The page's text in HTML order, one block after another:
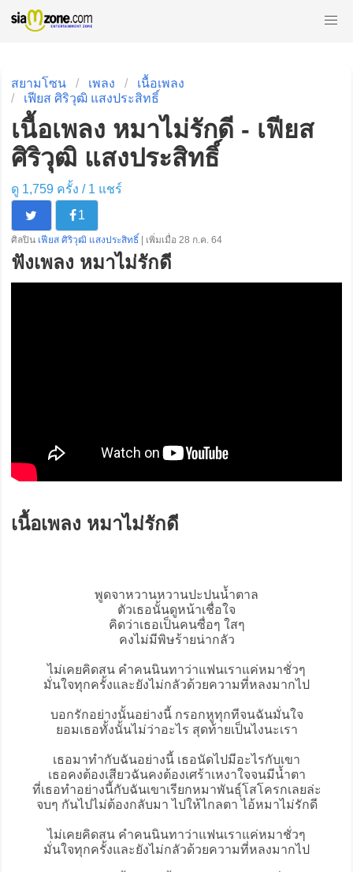
สยามโซน เพลง
เนื้อเพลง
เฟียส ศิริวุฒิ แสงประสิทธิ์
เนื้อเพลง หมาไม่รักดี - เฟียส
ศิริวุฒิ แสงประสิทธิ์
ดู 1,759 ครั้ง / 1 แชร์
1
ศิลปิน เฟียส ศิริวุฒิ แสงประสิทธิ์ | เพิ่มเมื่อ 28 ก.ค. 64
ฟังเพลง หมาไม่รักดี
เนื้อเพลง หมาไม่รักดี
พูดจาหวานหวานปะปนน้ำตาล
ตัวเธอนั้นดูหน้าเชื่อใจ
คิดว่าเธอเป็นคนซื่อๆ ใสๆ
คงไม่มีพิษร้ายน่ากลัว
ไม่เคยคิดสน คำคนนินทาว่าแฟนเราแค่หมาชั่วๆ
มั่นใจทุกครั้งและยังไม่กลัวด้วยความที่หลงมากไป
บอกรักอย่างนั้นอย่างนี้ กรอกหูทุกทีจนฉันมั่นใจ
ยอมเธอทั้งนั้นไม่ว่าอะไร สุดท้ายเป็นไงนะเรา
เธอมาทำกับฉันอย่างนี้ เธอนัดไปมีอะไรกับเขา
เธอคงต้องเสียวฉันคงต้องเศร้าเหงาใจจนมีน้ำตา
ที่เธอทำอย่างนี้กับฉันเขาเรียกหมาพันธุ์โสโครกเลยล่ะ
จบๆ กันไปไม่ต้องกลับมา ไปให้ไกลตา ไอ้หมาไม่รักดี
ไม่เคยคิดสน คำคนนินทาว่าแฟนเราแค่หมาชั่วๆ
มั่นใจทุกครั้งและยังไม่กลัวด้วยความที่หลงมากไป